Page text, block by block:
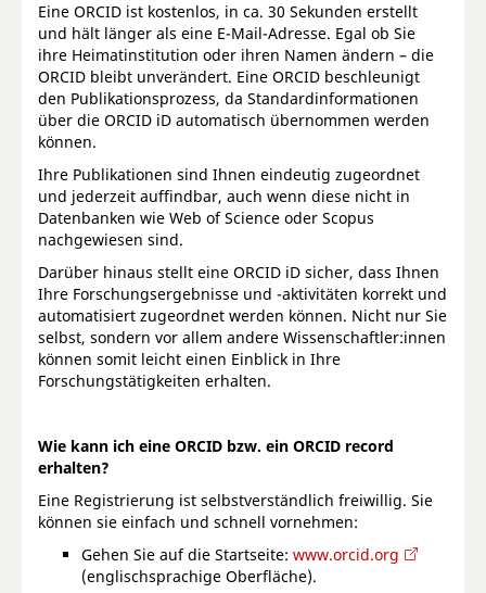
Eine ORCID ist kostenlos, in ca. 30 Sekunden erstellt
und hält länger als eine E-Mail-Adresse. Egal ob Sie
ihre Heimatinstitution oder ihren Namen ändern – die
ORCID bleibt unverändert. Eine ORCID beschleunigt
den Publikationsprozess, da Standardinformationen
über die ORCID iD automatisch übernommen werden
können.
Ihre Publikationen sind Ihnen eindeutig zugeordnet
und jederzeit auffindbar, auch wenn diese nicht in
Datenbanken wie Web of Science oder Scopus
nachgewiesen sind.
Darüber hinaus stellt eine ORCID iD sicher, dass Ihnen
Ihre Forschungsergebnisse und -aktivitäten korrekt und
automatisiert zugeordnet werden können. Nicht nur Sie
selbst, sondern vor allem andere Wissenschaftler:innen
können somit leicht einen Einblick in Ihre
Forschungstätigkeiten erhalten.
Wie kann ich eine ORCID bzw. ein ORCID record
erhalten?
Eine Registrierung ist selbstverständlich freiwillig. Sie
können sie einfach und schnell vornehmen:
Gehen Sie auf die Startseite: www.orcid.org
(englischsprachige Oberfläche).